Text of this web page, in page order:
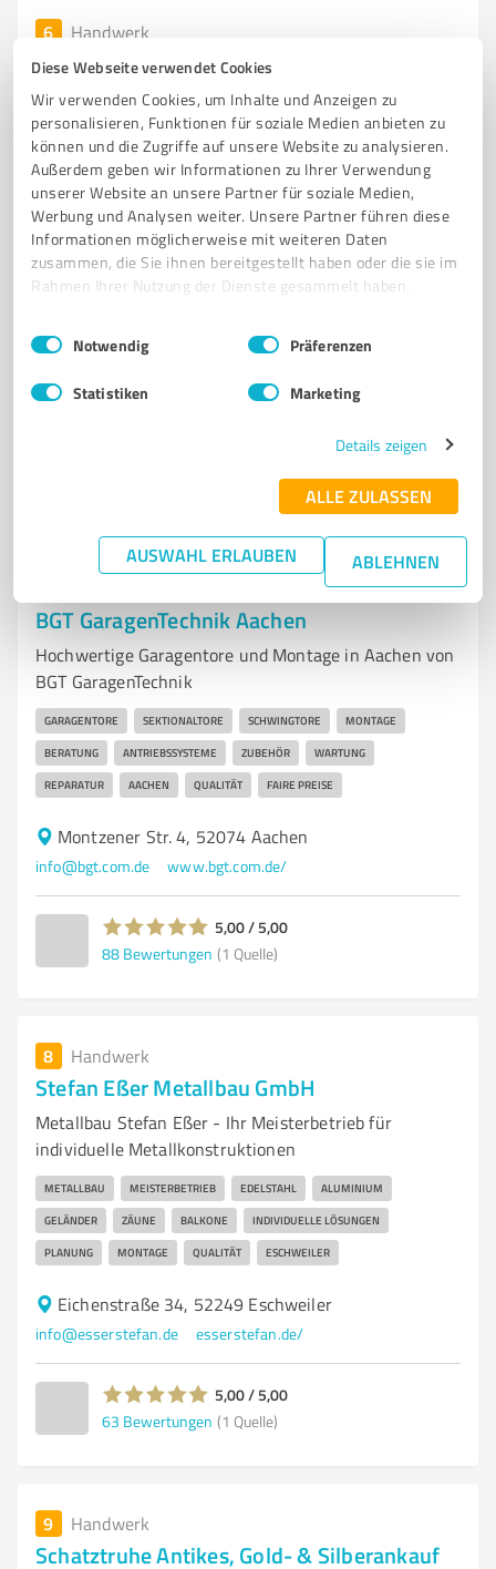
Diese Webseite verwendet Cookies
Wir verwenden Cookies, um Inhalte und Anzeigen zu
personalisieren, Funktionen für soziale Medien anbieten zu
können und die Zugriffe auf unsere Website zu analysieren.
Außerdem geben wir Informationen zu Ihrer Verwendung
unserer Website an unsere Partner für soziale Medien,
Werbung und Analysen weiter. Unsere Partner führen diese
Informationen möglicherweise mit weiteren Daten
zusammen, die Sie ihnen bereitgestellt haben oder die sie im
Rahmen Ihrer Nutzung der Dienste gesammelt haben.
Impressum Datenschutzbestimmungen
Einwilligungsauswahl
Notwendig Präferenzen
Statistiken Marketing
Details zeigen
ALLE ZULASSEN
AUSWAHL ERLAUBEN ABLEHNEN
6 Handwerk
Mohr GmbH
Planung und Einbau energieeffizienter -intelligenter
Heiz- und Energiesysteme
HEIZUNGSMODERNISIERUNG
ENERGIEEFFIZIENTE & INTELLIGENTE HEIZSYSTEME WÄRMEPUMPEN
SOLARTHERMIE ENERGIEEINSPARMASSNAHMEN
FÖRDERMITTELBERATUNG FACHKUNDIGE PLANUNG & UMSETZUNG.
Tel. +49 241 573775
kontakt@bad-mohr.de
BGT GaragenTechnik Aachen
Hochwertige Garagentore und Montage in Aachen von
BGT GaragenTechnik
GARAGENTORE SEKTIONALTORE SCHWINGTORE MONTAGE
BERATUNG ANTRIEBSSYSTEME ZUBEHÖR WARTUNG
REPARATUR AACHEN QUALITÄT FAIRE PREISE
Montzener Str. 4, 52074 Aachen
info@bgt.com.de www.bgt.com.de/
5,00 / 5,00
88 Bewertungen (1 Quelle)
8 Handwerk
Stefan Eßer Metallbau GmbH
Metallbau Stefan Eßer - Ihr Meisterbetrieb für
individuelle Metallkonstruktionen
METALLBAU MEISTERBETRIEB EDELSTAHL ALUMINIUM
GELÄNDER ZÄUNE BALKONE INDIVIDUELLE LÖSUNGEN
PLANUNG MONTAGE QUALITÄT ESCHWEILER
Eichenstraße 34, 52249 Eschweiler
info@esserstefan.de esserstefan.de/
5,00 / 5,00
63 Bewertungen (1 Quelle)
9 Handwerk
Schatztruhe Antikes, Gold- & Silberankauf